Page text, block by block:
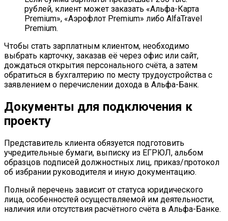
рублей, клиент может заказать «Альфа-Карта
Premium», «Аэрофлот Premium» либо AlfaTravel
Premium.
Чтобы стать зарплатным клиентом, необходимо
выбрать карточку, заказав её через офис или сайт,
дождаться открытия персонального счёта, а затем
обратиться в бухгалтерию по месту трудоустройства с
заявлением о перечислении дохода в Альфа-Банк.
Документы для подключения к
проекту
Представитель клиента обязуется подготовить
учредительные бумаги, выписку из ЕГРЮЛ, альбом
образцов подписей должностных лиц, приказ/протокол
об избрании руководителя и иную документацию.
Полный перечень зависит от статуса юридического
лица, особенностей осуществляемой им деятельности,
наличия или отсутствия расчётного счёта в Альфа-Банке.